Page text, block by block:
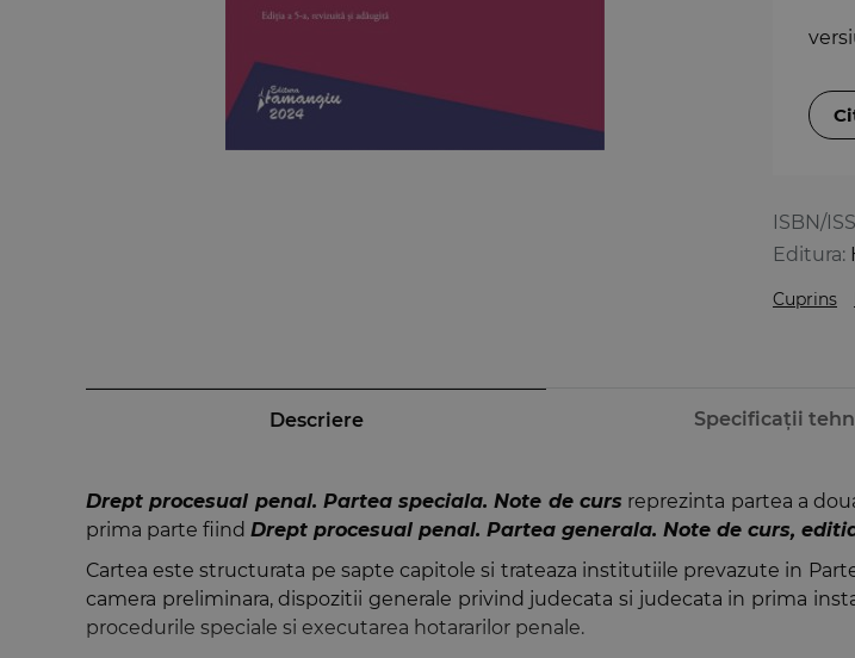
ISBN/
Editura:
Cuprins
Descriere Specificații
Drept procesual penal. Partea speciala. Note de curs reprezinta partea a
prima parte fiind Drept procesual penal. Partea generala. Note de curs,
Cartea este structurata pe sapte capitole si trateaza institutiile prevazute in
camera preliminara, dispozitii generale privind judecata si judecata in prima
procedurile speciale si executarea hotararilor penale.